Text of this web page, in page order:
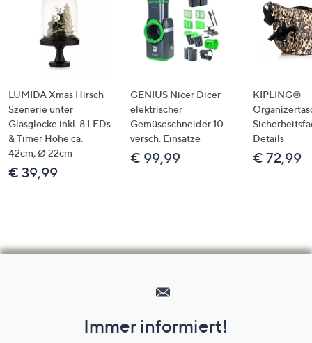
LUMIDA Xmas Hirsch-
Szenerie unter
Glasglocke inkl. 8 LEDs
& Timer Höhe ca.
42cm, Ø 22cm
€ 39,99
GENIUS Nicer Dicer
elektrischer
Gemüseschneider 10
versch. Einsätze
€ 99,99
KIPLING®
Details
€ 72,99
Unternehmensinformationen
Immer informiert!